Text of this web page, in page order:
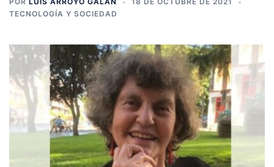
TECNOLOGÍA Y SOCIEDAD